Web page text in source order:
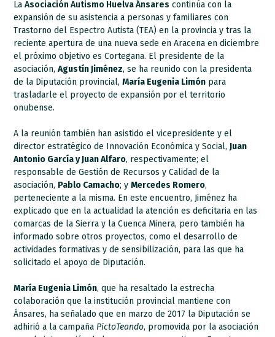
LaAsociación Autismo Huelva Ánsares continúa con la
expansión de su asistencia a personas y familiares con
Trastorno del Espectro Autista (TEA) en la provincia y tras la
reciente apertura de una nueva sede en Aracena en diciembre
el próximo objetivo es Cortegana. El presidente de la
asociación,Agustín Jiménez, se ha reunido con la presidenta
de la Diputación provincial,María Eugenia Limón para
trasladarle el proyecto de expansión por el territorio
onubense.
A la reunión también han asistido el vicepresidente y el
director estratégico de Innovación Económica y Social,Juan
Antonio García y Juan Alfaro, respectivamente; el
responsable de Gestión de Recursos y Calidad de la
asociación, Pablo Camacho; yMercedes Romero,
perteneciente a la misma. En este encuentro, Jiménez ha
explicado que en la actualidad la atención es deficitaria en las
comarcas de la Sierra y la Cuenca Minera, pero también ha
informado sobre otros proyectos, como el desarrollo de
actividades formativas y de sensibilización, para las que ha
solicitado el apoyo de Diputación.
María Eugenia Limón, que ha resaltado la estrecha
colaboración que la institución provincial mantiene con
Ánsares, ha señalado que en marzo de 2017 la Diputación se
adhirió a la campaña PictoTeando, promovida por la asociación